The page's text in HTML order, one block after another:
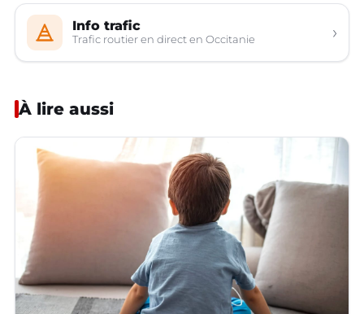
Info trafic
Trafic routier en direct en Occitanie ›
À lire aussi